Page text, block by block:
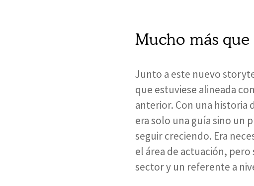
Mucho más
Junto a este nuevo
que estuviese alineada
anterior. Con una historia
era solo una guía sino un
seguir creciendo. Era
el área de actuación,
sector y un referente a